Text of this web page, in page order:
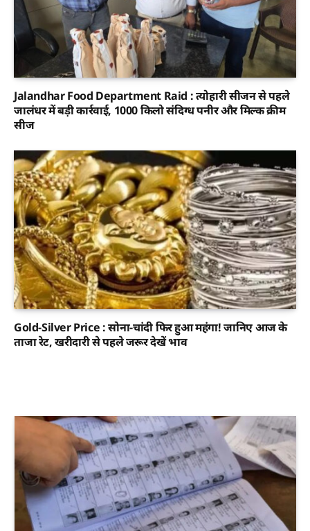
Jalandhar Food Department Raid : त्योहारी सीजन से पहले
जालंधर में बड़ी कार्रवाई, 1000 किलो संदिग्ध पनीर और मिल्क क्रीम
सीज
Gold-Silver Price : सोना-चांदी फिर हुआ महंगा! जानिए आज के
ताजा रेट, खरीदारी से पहले जरूर देखें भाव